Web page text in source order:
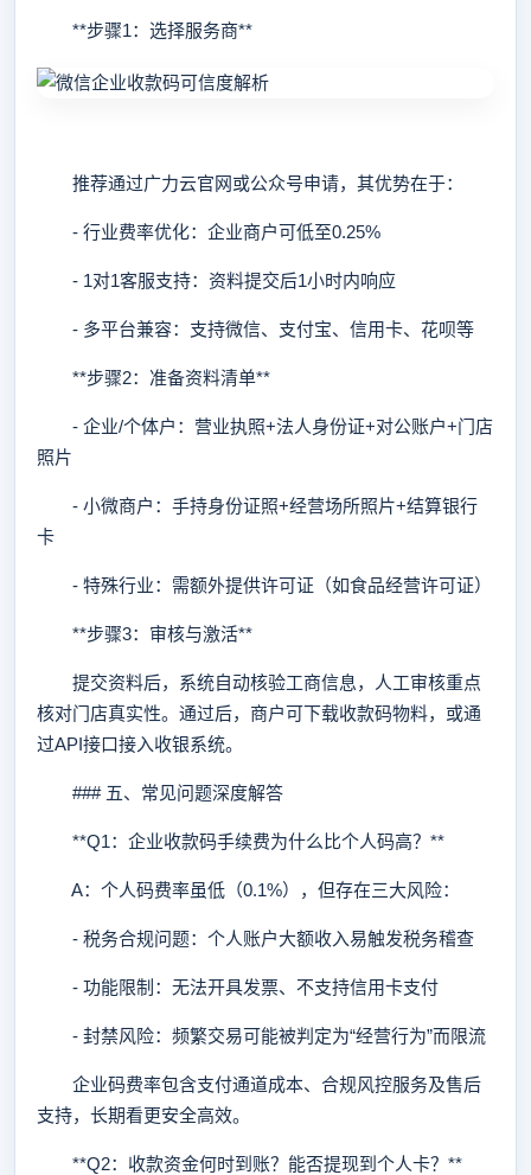
**步骤1：选择服务商**
推荐通过广力云官网或公众号申请，其优势在于：
- 行业费率优化：企业商户可低至0.25%
- 1对1客服支持：资料提交后1小时内响应
- 多平台兼容：支持微信、支付宝、信用卡、花呗等
**步骤2：准备资料清单**
- 企业/个体户：营业执照+法人身份证+对公账户+门店
照片
- 小微商户：手持身份证照+经营场所照片+结算银行
卡
- 特殊行业：需额外提供许可证（如食品经营许可证）
**步骤3：审核与激活**
提交资料后，系统自动核验工商信息，人工审核重点
核对门店真实性。通过后，商户可下载收款码物料，或通
过API接口接入收银系统。
### 五、常见问题深度解答
**Q1：企业收款码手续费为什么比个人码高？**
A：个人码费率虽低（0.1%），但存在三大风险：
- 税务合规问题：个人账户大额收入易触发税务稽查
- 功能限制：无法开具发票、不支持信用卡支付
- 封禁风险：频繁交易可能被判定为“经营行为”而限流
企业码费率包含支付通道成本、合规风控服务及售后
支持，长期看更安全高效。
**Q2：收款资金何时到账？能否提现到个人卡？**